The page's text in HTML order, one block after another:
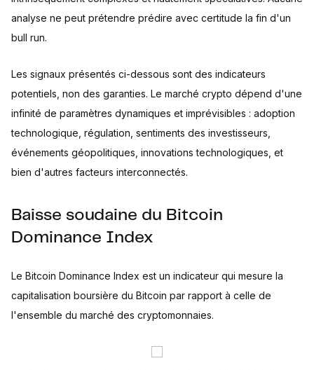
analyse ne peut prétendre prédire avec certitude la fin d'un
bull run.
Les signaux présentés ci-dessous sont des indicateurs
potentiels, non des garanties. Le marché crypto dépend d'une
infinité de paramètres dynamiques et imprévisibles : adoption
technologique, régulation, sentiments des investisseurs,
événements géopolitiques, innovations technologiques, et
bien d'autres facteurs interconnectés.
Baisse soudaine du Bitcoin
Dominance Index
Le Bitcoin Dominance Index est un indicateur qui mesure la
capitalisation boursière du Bitcoin par rapport à celle de
l'ensemble du marché des cryptomonnaies.